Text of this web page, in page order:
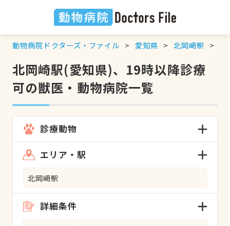
動物病院ドクターズ・ファイル 愛知県 北岡崎駅
北岡崎駅(愛知県)、19時以降診療
可の獣医・動物病院一覧
診療動物
エリア・駅
北岡崎駅
詳細条件